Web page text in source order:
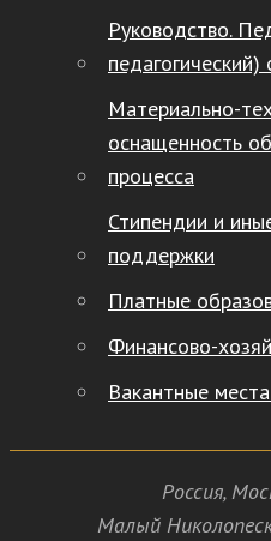
Руководство.
педагогический)
Материально-
оснащенность
процесса
Стипендии и
поддержки
Платные
Финансово-
Вакантные
Россия,
Малый